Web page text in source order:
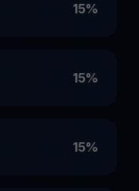
15%
15%
15%